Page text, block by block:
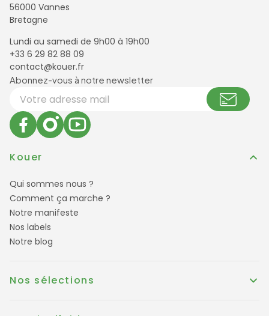
56000 Vannes
Bretagne
Lundi au samedi de 9h00 à 19h00
+33 6 29 82 88 09
contact@kouer.fr
Newsletter et réseaux sociaux
Abonnez-vous à notre newsletter
Votre adresse email
Kouer
Qui sommes nous ?
Comment ça marche ?
Notre manifeste
Nos labels
Notre blog
Nos sélections